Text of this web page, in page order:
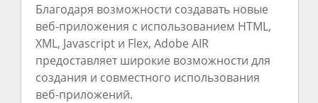
Благодаря возможности создавать новые
веб-приложения с использованием HTML,
XML, Javascript и Flex, Adobe AIR
предоставляет широкие возможности для
создания и совместного использования
веб-приложений.